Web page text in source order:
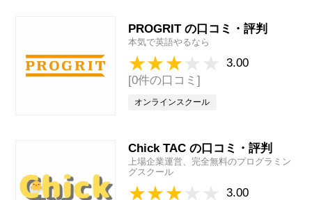
PROGRIT の口コミ・評判
本気で英語やるなら
3.00
[0件の口コミ]
オンラインスクール
Chick TAC の口コミ・評判
上場企業運営、完全無料のプログラミン
グスクール
3.00